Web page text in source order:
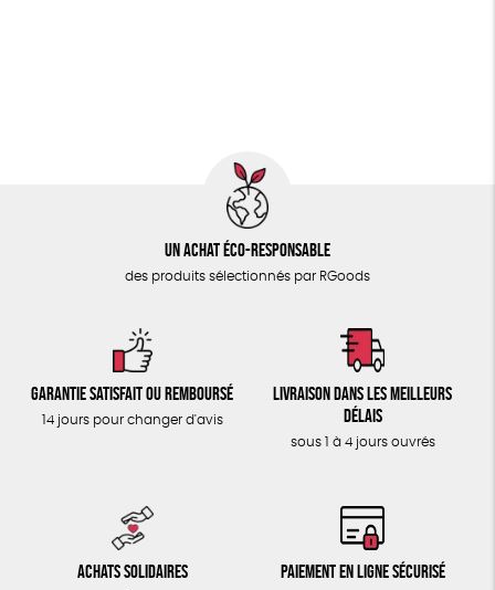
Un achat éco-responsable
des produits sélectionnés par RGoods
Garantie satisfait ou remboursé
14 jours pour changer d'avis
Livraison dans les meilleurs
délais
sous 1 à 4 jours ouvrés
Achats solidaires Paiement en ligne sécurisé